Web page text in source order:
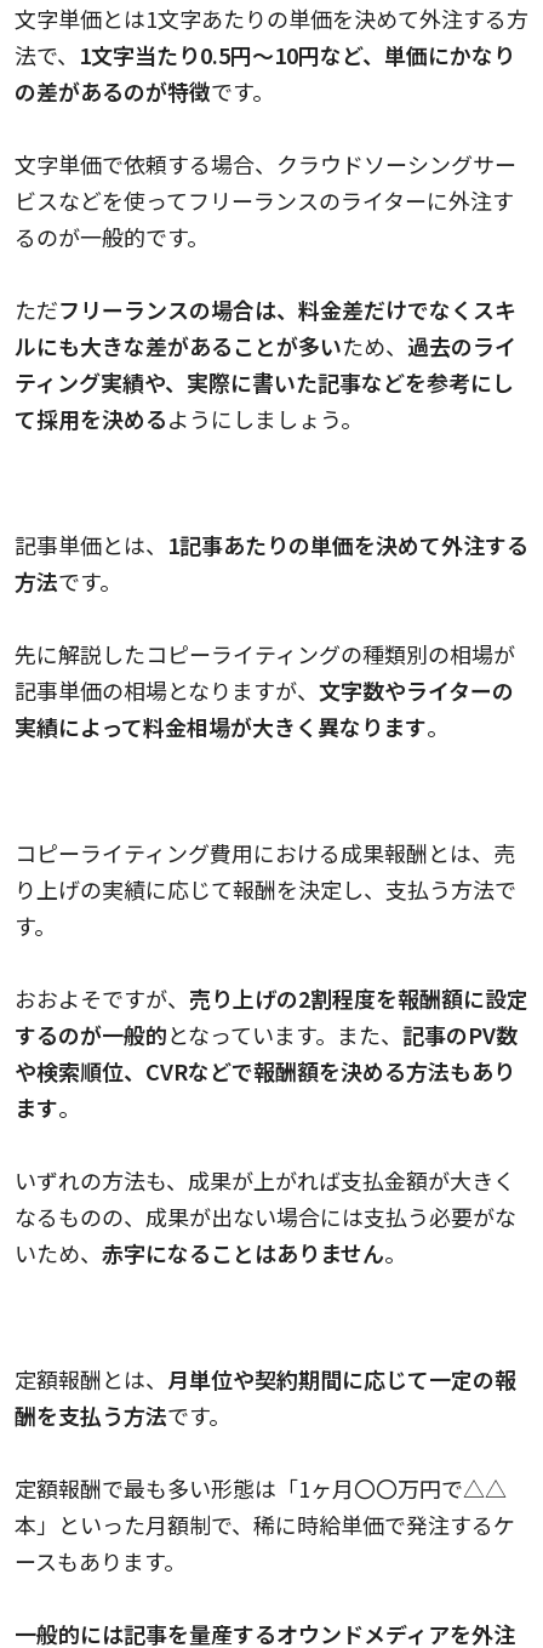
文字単価とは1文字あたりの単価を決めて外注する方
法で、 1文字当たり0.5円～10円など、単価にかなり
の差があるのが特徴です。
文字単価で依頼する場合、クラウドソーシングサー
ビスなどを使ってフリーランスのライターに外注す
るのが一般的です。
ただフリーランスの場合は、料金差だけでなくスキ
ルにも大きな差があることが多いため、 過去のライ
ティング実績や、実際に書いた記事などを参考にし
て採用を決めるようにしましょう。
記事単価とは、 1記事あたりの単価を決めて外注する
方法です。
先に解説したコピーライティングの種類別の相場が
記事単価の相場となりますが、 文字数やライターの
実績によって料金相場が大きく異なります。
コピーライティング費用における成果報酬とは、売
り上げの実績に応じて報酬を決定し、支払う方法で
す。
おおよそですが、 売り上げの2割程度を報酬額に設定
するのが一般的となっています。また、 記事のPV数
や検索順位、CVRなどで報酬額を決める方法もあり
ます。
いずれの方法も、成果が上がれば支払金額が大きく
なるものの、成果が出ない場合には支払う必要がな
いため、 赤字になることはありません。
定額報酬とは、 月単位や契約期間に応じて一定の報
酬を支払う方法です。
定額報酬で最も多い形態は「1ヶ月〇〇万円で△△
本」といった月額制で、稀に時給単価で発注するケ
ースもあります。
一般的には記事を量産するオウンドメディアを外注